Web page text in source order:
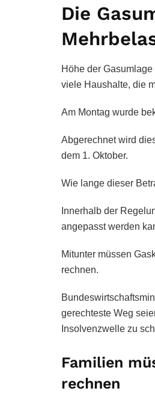
Die
Höhe der
viele Haushalte, die
Am Montag wurde
Abgerechnet wird
dem 1. Oktober.
Wie lange dieser
Innerhalb der
angepasst werden
Mitunter müssen
rechnen.
gerechteste Weg
Insolvenzwelle zu
Familien
rechnen